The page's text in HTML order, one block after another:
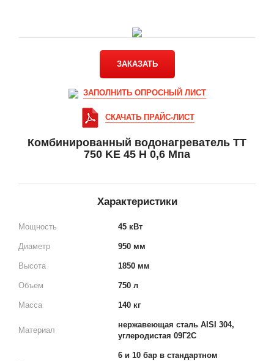
ЗАКАЗАТЬ
ЗАПОЛНИТЬ ОПРОСНЫЙ ЛИСТ
СКАЧАТЬ ПРАЙС-ЛИСТ
Комбинированный водонагреватель ТТ
750 KE 45 Н 0,6 Мпа
Характеристики
Мощность 45 кВт
Диаметр 950 мм
Высота 1850 мм
Объем 750 л
Масса 140 кг
Материал
нержавеющая сталь AISI 304,
углеродистая 09Г2С
6 и 10 бар в стандартном